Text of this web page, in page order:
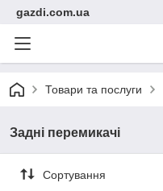
gazdi.com.ua
Товари та послуги
Задні перемикачі
Сортування